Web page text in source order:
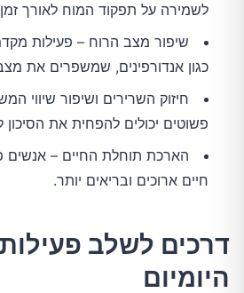
לשמירה על תפקוד המוח לאורך
שיפור מצב הרוח – פעילות
כגון אנדורפינים, שמשפרים את
חיזוק השרירים ושיפור שיווי
פשוטים יכולים להפחית את הסיכון
הארכת תוחלת החיים – אנשים
חיים ארוכים ובריאים יותר.
דרכים לשלב פעילות
היומיום